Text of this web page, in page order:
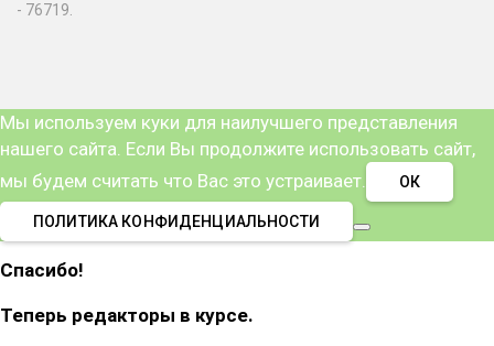
- 76719.
Мы используем куки для наилучшего представления
нашего сайта. Если Вы продолжите использовать сайт,
мы будем считать что Вас это устраивает.
ОК
ПОЛИТИКА КОНФИДЕНЦИАЛЬНОСТИ
Спасибо!
Теперь редакторы в курсе.